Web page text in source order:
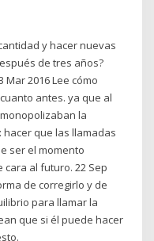
y hacer nuevas
de tres años?
2016 Lee cómo
antes. ya que al
la
que las llamadas
ser el momento
al futuro. 22 Sep
de corregirlo y de
para llamar la
que si él puede hacer